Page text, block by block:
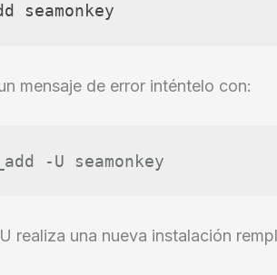
seamonkey
mensaje de error inténtelo con:
-U seamonkey
realiza una nueva instalación